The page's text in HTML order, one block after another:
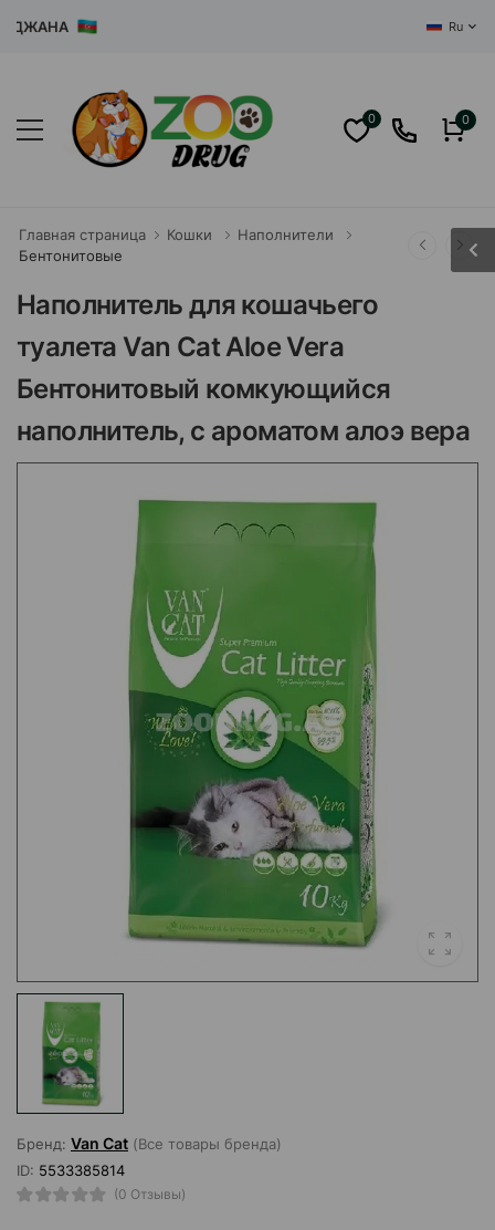
Ru
0 0
Главная страница Кошки
Наполнители
Бентонитовые
Наполнитель для кошачьего
туалета Van Cat Aloe Vera
Бентонитовый комкующийся
наполнитель, с ароматом алоэ вера
Бренд: Van Cat (Все товары бренда)
ID: 5533385814
(0 Отзывы)